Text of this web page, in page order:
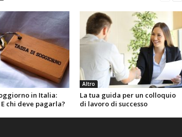
in Italia:
chi deve pagarla?
Altro
La tua guida per un colloquio
di lavoro di successo